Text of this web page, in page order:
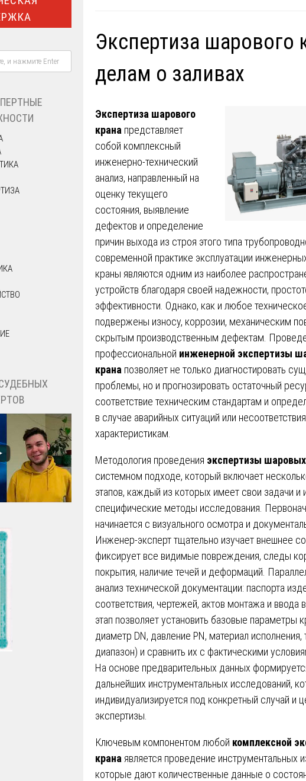
Экспертиза шарового
делам о заливах
Экспертиза шарового
крана представляет
собой комплексный
инженерно-технический
анализ, направленный на
оценку текущего
состояния, выявление
дефектов и определение
причин выхода из строя этого типа
современной практике эксплуатации
краны являются одним из наиболее
устройств благодаря своей надежности,
эффективности. Однако, как и любое
подвержены износу, коррозии, механическим
скрытым производственным дефектам.
профессиональной инженерной экспертизы
крана позволяет не только диагностировать
проблемы, но и прогнозировать остаточный
соответствие техническим стандартам и
в случае аварийных ситуаций или
характеристикам.
Методология проведения экспертизы
системном подходе, который включает
этапов, каждый из которых имеет свои задачи и
специфические методы исследования.
начинается с визуального осмотра и
Инженер-эксперт тщательно изучает внешнее
фиксирует все видимые повреждения, следы
покрытия, наличие течей и деформаций.
анализ технической документации: паспорта
соответствия, чертежей, актов монтажа и ввода
этап позволяет установить базовые параметры
диаметр DN, давление PN, материал
диапазон) и сравнить их с фактическими
На основе предварительных данных
дальнейших инструментальных исследований,
индивидуализируется под конкретный случай и
экспертизы.
Ключевым компонентом любой комплексной
крана является проведение инструментальных
которые дают количественные данные о